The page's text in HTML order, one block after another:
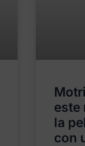
este
la
con